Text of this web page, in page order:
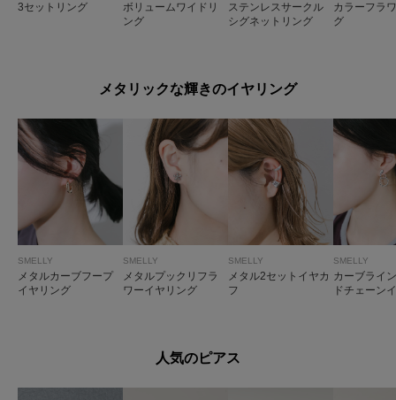
3セットリング
ボリュームワイドリ
ング
ステンレスサークル
シグネットリング
カラーフラ
グ
メタリックな輝きのイヤリング
SMELLY
メタルカーブフープ
イヤリング
SMELLY
メタルプックリフラ
ワーイヤリング
SMELLY
メタル2セットイヤカ
フ
SMELLY
カーブライ
ドチェーン
人気のピアス